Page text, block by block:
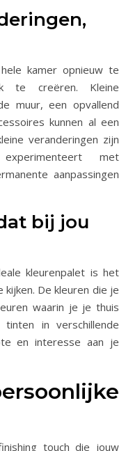
kamer opnieuw te
te creëren. Kleine
muur, een opvallend
kunnen al een
veranderingen zijn
met
aanpassingen
bij jou
kleurenpalet is het
De kleuren die je
waarin je je thuis
in verschillende
en interesse aan je
touch die jouw